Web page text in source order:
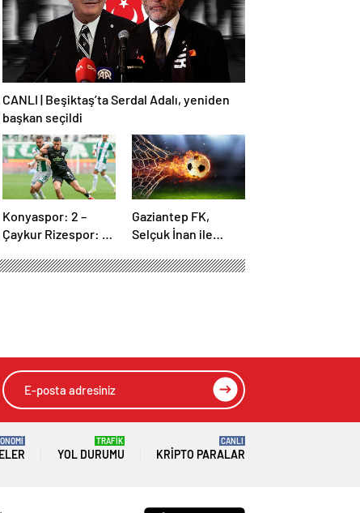
CANLI | Beşiktaş’ta Serdal Adalı, yeniden
başkan seçildi
Konyaspor: 2 –
Çaykur Rizespor: 1 |
Gaziantep FK,
Selçuk İnan ile
YOL DURUMU
TRAFİK
KRIPTO PARALAR
CANLI